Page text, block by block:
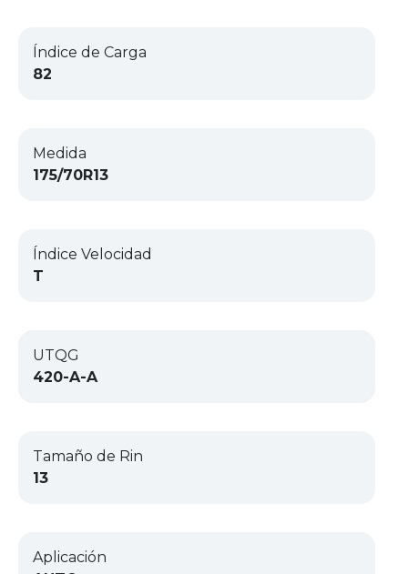
Índice de Carga
82
Medida
175/70R13
Índice Velocidad
T
UTQG
420-A-A
Tamaño de Rin
13
Aplicación